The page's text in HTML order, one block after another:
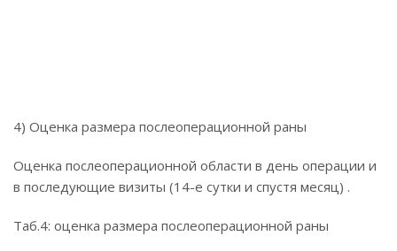
4) Оценка размера послеоперационной раны
Оценка послеоперационной области в день операции и
в последующие визиты (14-е сутки и спустя месяц) .
Таб.4: оценка размера послеоперационной раны